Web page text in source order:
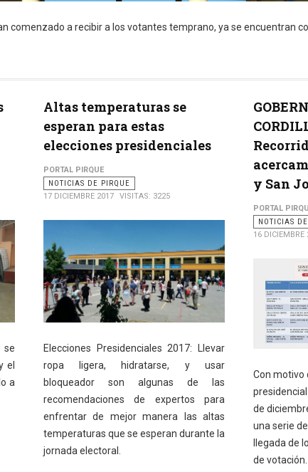
comenzado a recibir a los votantes temprano, ya se encuentran
el
a
Altas temperaturas se
esperan para estas
elecciones presidenciales
PORTAL PIRQUE
NOTICIAS DE PIRQUE
17 DICIEMBRE 2017
VISITAS: 3225
Elecciones Presidenciales 2017: Llevar
ropa ligera, hidratarse, y usar
bloqueador son algunas de las
recomendaciones de expertos para
enfrentar de mejor manera las altas
temperaturas que se esperan durante la
jornada electoral.
y San
PORTAL
NOTICIAS
16 DICIEMBRE
Con motivo
de
una serie
llegada de
de votación.